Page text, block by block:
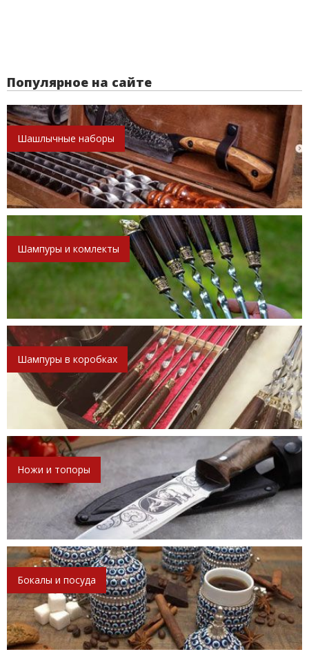
Популярное на сайте
Шашлычные наборы
Шампуры и комлекты
Шампуры в коробках
Ножи и топоры
Бокалы и посуда